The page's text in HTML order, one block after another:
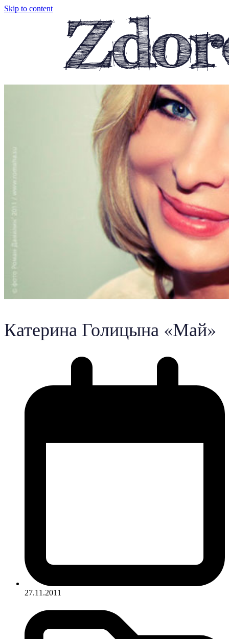
Skip to content
Катерина Голицына «Май»
27.11.2011